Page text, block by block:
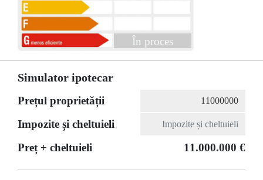
În proces
Simulator ipotecar
Prețul proprietății
Impozite și cheltuieli
Preț + cheltuieli
11.000.000 €